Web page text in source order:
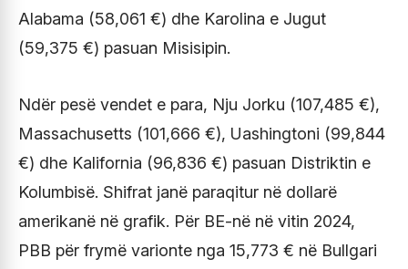
Alabama (58,061 €) dhe Karolina e Jugut
(59,375 €) pasuan Misisipin.
Ndër pesë vendet e para, Nju Jorku (107,485 €),
Massachusetts (101,666 €), Uashingtoni (99,844
€) dhe Kalifornia (96,836 €) pasuan Distriktin e
Kolumbisë. Shifrat janë paraqitur në dollarë
amerikanë në grafik. Për BE-në në vitin 2024,
PBB për frymë varionte nga 15,773 € në Bullgari